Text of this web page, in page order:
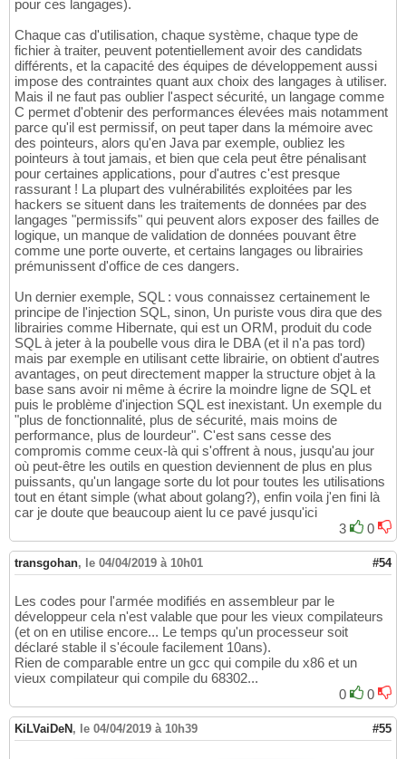
pour ces langages).
Chaque cas d'utilisation, chaque système, chaque type de
fichier à traiter, peuvent potentiellement avoir des candidats
différents, et la capacité des équipes de développement aussi
impose des contraintes quant aux choix des langages à utiliser.
Mais il ne faut pas oublier l'aspect sécurité, un langage comme
C permet d'obtenir des performances élevées mais notamment
parce qu'il est permissif, on peut taper dans la mémoire avec
des pointeurs, alors qu'en Java par exemple, oubliez les
pointeurs à tout jamais, et bien que cela peut être pénalisant
pour certaines applications, pour d'autres c'est presque
rassurant ! La plupart des vulnérabilités exploitées par les
hackers se situent dans les traitements de données par des
langages "permissifs" qui peuvent alors exposer des failles de
logique, un manque de validation de données pouvant être
comme une porte ouverte, et certains langages ou librairies
prémunissent d'office de ces dangers.
Un dernier exemple, SQL : vous connaissez certainement le
principe de l'injection SQL, sinon, Un puriste vous dira que des
librairies comme Hibernate, qui est un ORM, produit du code
SQL à jeter à la poubelle vous dira le DBA (et il n'a pas tord)
mais par exemple en utilisant cette librairie, on obtient d'autres
avantages, on peut directement mapper la structure objet à la
base sans avoir ni même à écrire la moindre ligne de SQL et
puis le problème d'injection SQL est inexistant. Un exemple du
"plus de fonctionnalité, plus de sécurité, mais moins de
performance, plus de lourdeur". C'est sans cesse des
compromis comme ceux-là qui s'offrent à nous, jusqu'au jour
où peut-être les outils en question deviennent de plus en plus
puissants, qu'un langage sorte du lot pour toutes les utilisations
tout en étant simple (what about golang?), enfin voila j'en fini là
car je doute que beaucoup aient lu ce pavé jusqu'ici
3
0
transgohan, le 04/04/2019 à 10h01 #54
Les codes pour l'armée modifiés en assembleur par le
développeur cela n'est valable que pour les vieux compilateurs
(et on en utilise encore... Le temps qu'un processeur soit
déclaré stable il s'écoule facilement 10ans).
Rien de comparable entre un gcc qui compile du x86 et un
vieux compilateur qui compile du 68302...
0
0
KiLVaiDeN , le 04/04/2019 à 10h39 #55